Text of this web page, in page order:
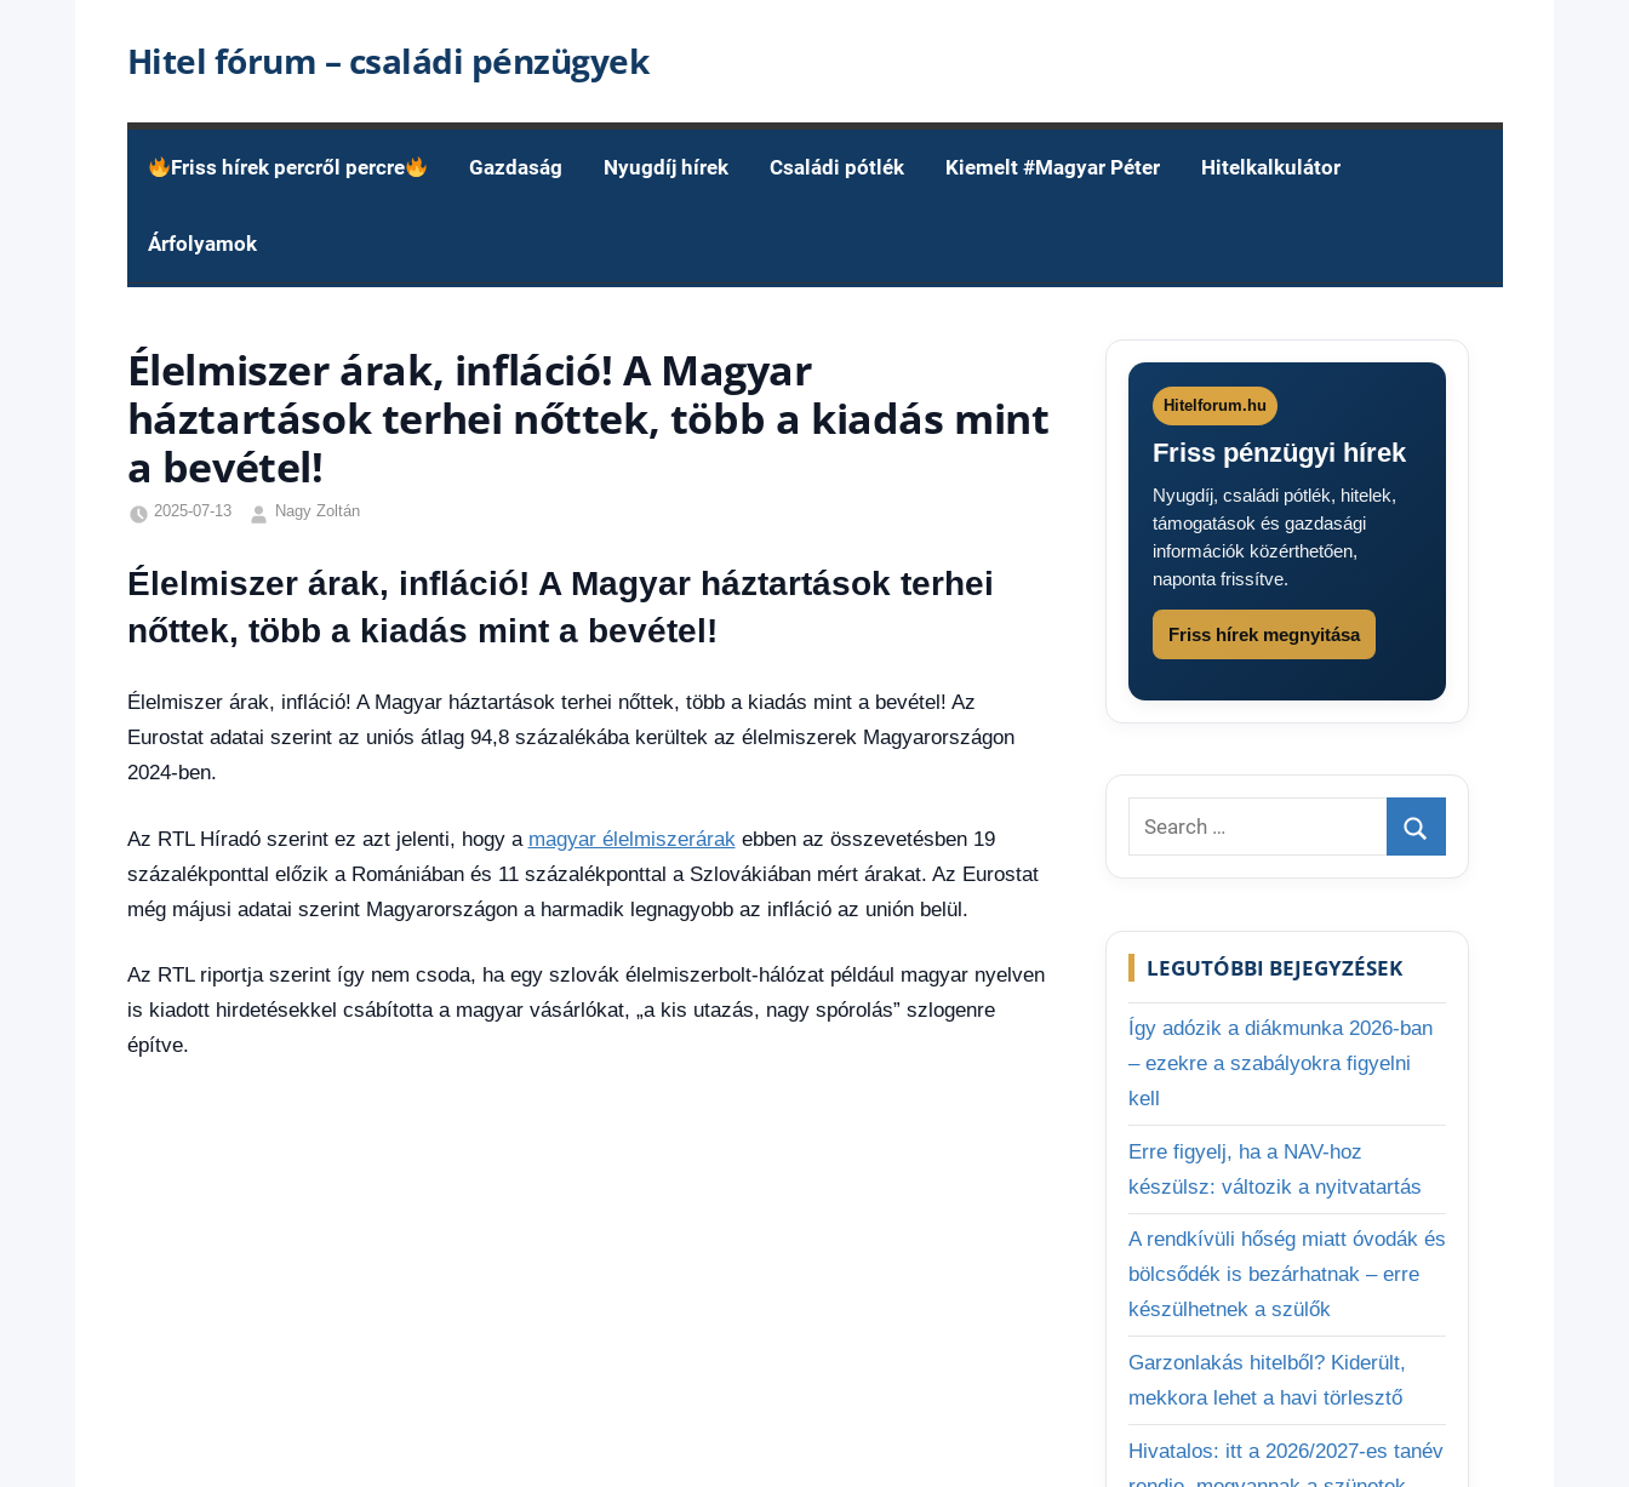
Hitel fórum – családi pénzügyek
Friss hírek percről percre Gazdaság Nyugdíj hírek Családi pótlék Kiemelt #Magyar Péter Hitelkalkulátor
Árfolyamok
Élelmiszer árak, infláció! A Magyar
háztartások terhei nőttek, több a kiadás mint
a bevétel!
2025-07-13
Nagy Zoltán
hírek,
Gazdaság
Hírek,
1
kézből
,
Élelmiszer árak, infláció! A Magyar háztartások terhei
nőttek, több a kiadás mint a bevétel!
Élelmiszer árak, infláció! A Magyar háztartások terhei nőttek, több a kiadás mint a bevétel! Az
Eurostat adatai szerint az uniós átlag 94,8 százalékába kerültek az élelmiszerek Magyarországon
2024-ben.
Az RTL Híradó szerint ez azt jelenti, hogy a magyar élelmiszerárak ebben az összevetésben 19
százalékponttal előzik a Romániában és 11 százalékponttal a Szlovákiában mért árakat. Az Eurostat
még májusi adatai szerint Magyarországon a harmadik legnagyobb az infláció az unión belül.
Az RTL riportja szerint így nem csoda, ha egy szlovák élelmiszerbolt-hálózat például magyar nyelven
is kiadott hirdetésekkel csábította a magyar vásárlókat, „a kis utazás, nagy spórolás” szlogenre
építve.
Hitelforum.hu
Friss pénzügyi hírek
Nyugdíj, családi pótlék, hitelek,
támogatások és gazdasági
információk közérthetően,
naponta frissítve.
Friss hírek megnyitása
Search
for:
Search
LEGUTÓBBI BEJEGYZÉSEK
Így adózik a diákmunka 2026-ban
– ezekre a szabályokra figyelni
kell
Erre figyelj, ha a NAV-hoz
készülsz: változik a nyitvatartás
A rendkívüli hőség miatt óvodák és
bölcsődék is bezárhatnak – erre
készülhetnek a szülők
Garzonlakás hitelből? Kiderült,
mekkora lehet a havi törlesztő
Hivatalos: itt a 2026/2027-es tanév